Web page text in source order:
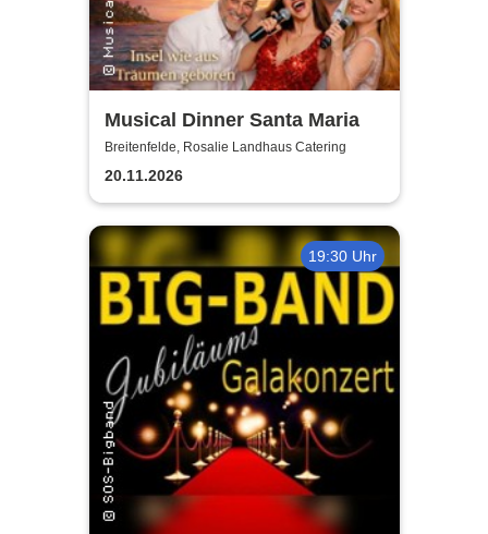
Musical Dinner Santa Maria
Breitenfelde, Rosalie Landhaus Catering
20.11.2026
19:30 Uhr